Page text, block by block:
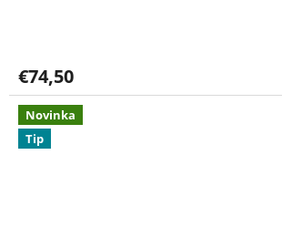
je
5,0
5
hviezdičiek.
€74,50
Novinka
Tip